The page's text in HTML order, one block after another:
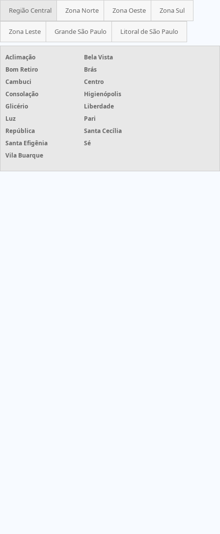
Região Central Zona Norte Zona Oeste Zona Sul
Zona Leste Grande São Paulo Litoral de São Paulo
Aclimação
Bela Vista
Bom Retiro
Brás
Cambuci
Centro
Consolação
Higienópolis
Glicério
Liberdade
Luz
Pari
República
Santa Cecília
Santa Efigênia
Sé
Vila Buarque